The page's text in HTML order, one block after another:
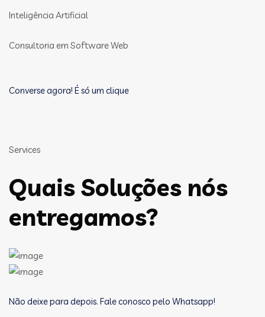
Inteligência Artificial
Consultoria em Software Web
Converse agora! É só um clique
Services
Quais Soluções nós
entregamos?
Não deixe para depois. Fale conosco pelo Whatsapp!